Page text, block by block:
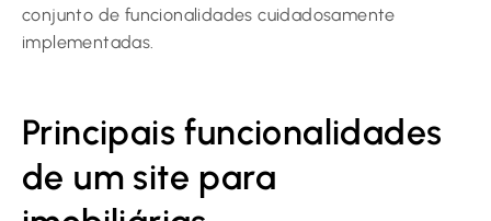
conjunto de funcionalidades cuidadosamente
implementadas.
Principais funcionalidades
de um site para